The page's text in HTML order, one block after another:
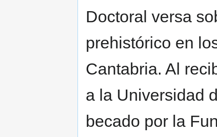
Doctoral versa
prehistórico en
Cantabria. Al
a la Universidad
becado por la